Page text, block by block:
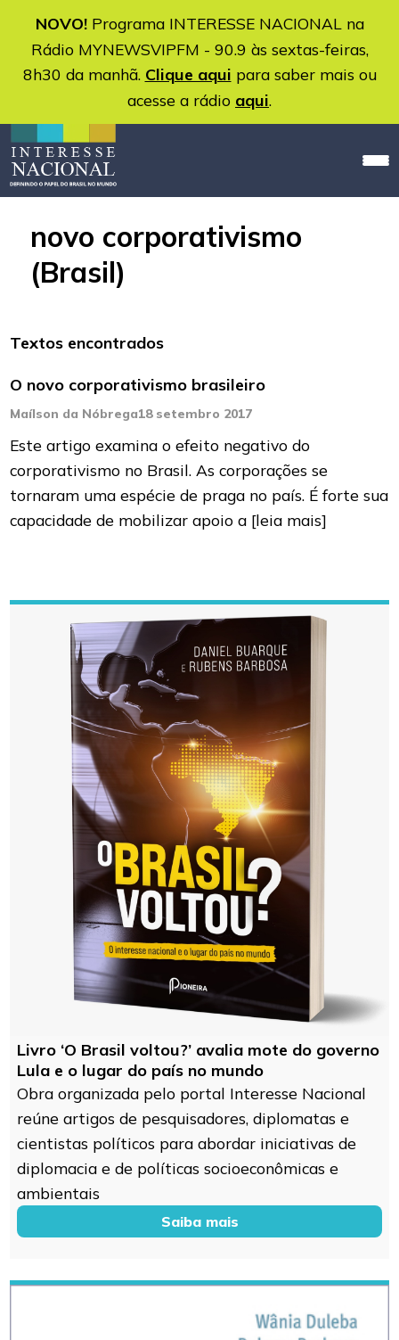
NOVO!Programa INTERESSE NACIONAL na
Rádio MYNEWSVIPFM - 90.9 às sextas-feiras,
8h30 da manhã. Clique aqui para saber mais ou
acesse a rádio aqui.
novo corporativismo
(Brasil)
Textos encontrados
O novo corporativismo brasileiro
Maílson da Nóbrega18 setembro 2017
Este artigo examina o efeito negativo do
corporativismo no Brasil. As corporações se
tornaram uma espécie de praga no país. É forte sua
capacidade de mobilizar apoio a [leia mais]
Livro ‘O Brasil voltou?’ avalia mote do governo
Lula e o lugar do país no mundo
Obra organizada pelo portal Interesse Nacional
reúne artigos de pesquisadores, diplomatas e
cientistas políticos para abordar iniciativas de
diplomacia e de políticas socioeconômicas e
ambientais
Saiba mais